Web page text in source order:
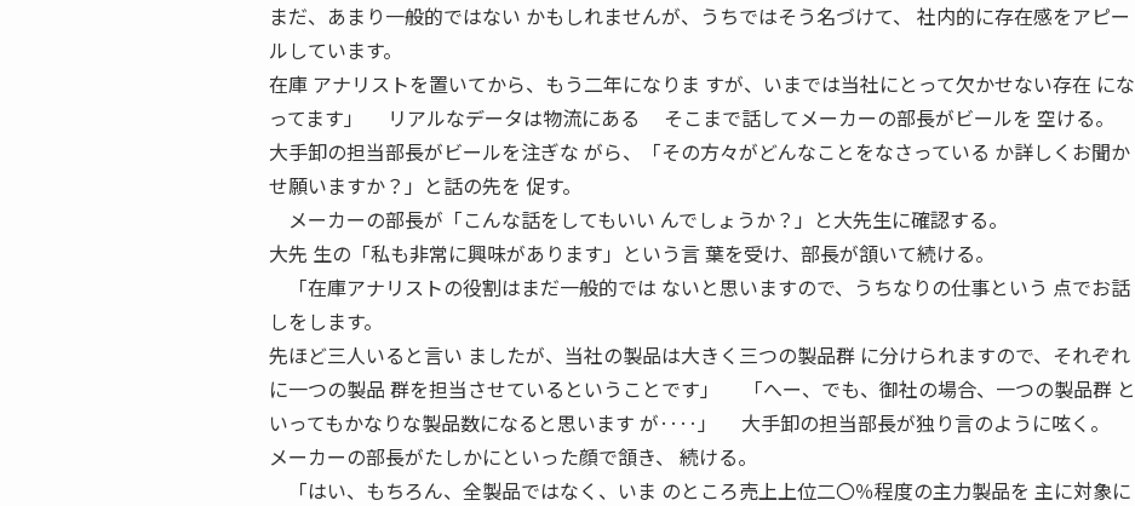
まだ、あまり一般的ではない かもしれませんが、うちではそう名づけて、 社内的に存在感をアピー
ルしています。
在庫 アナリストを置いてから、もう二年になりま すが、いまでは当社にとって欠かせない存在 にな
ってます」 リアルなデータは物流にある そこまで話してメーカーの部長がビールを 空ける。
大手卸の担当部長がビールを注ぎな がら、「その方々がどんなことをなさっている か詳しくお聞か
せ願いますか？」と話の先を 促す。
メーカーの部長が「こんな話をしてもいい んでしょうか？」と大先生に確認する。
大先 生の「私も非常に興味があります」という言 葉を受け、部長が頷いて続ける。
「在庫アナリストの役割はまだ一般的では ないと思いますので、うちなりの仕事という 点でお話
しをします。
先ほど三人いると言い ましたが、当社の製品は大きく三つの製品群 に分けられますので、それぞれ
に一つの製品 群を担当させているということです」 「へー、でも、御社の場合、一つの製品群 と
いってもかなりな製品数になると思います が‥‥」 大手卸の担当部長が独り言のように呟く。
メーカーの部長がたしかにといった顔で頷き、 続ける。
「はい、もちろん、全製品ではなく、いま のところ売上上位二〇％程度の主力製品を 主に対象に